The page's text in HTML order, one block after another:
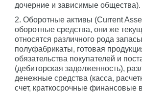
дочерние и зависимые общества).
2. Оборотные активы (Current
оборотные средства, они же
относятся различного рода
полуфабрикаты, готовая
обязательства покупателей и
(дебиторская задолженность),
денежные средства (касса,
счет, краткосрочные финансовые